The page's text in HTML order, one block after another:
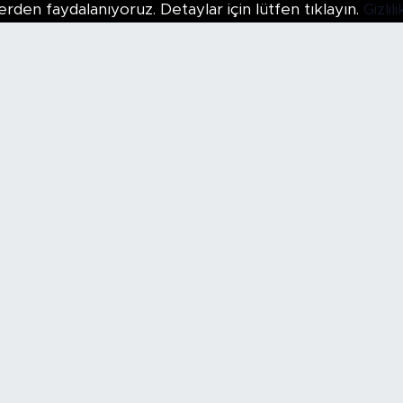
faydalanıyoruz. Detaylar için lütfen tıklayın.